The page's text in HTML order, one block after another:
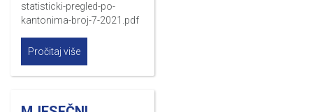
statisticki-pregled-po-
kantonima-broj-7-2021.pdf
Pročitaj više